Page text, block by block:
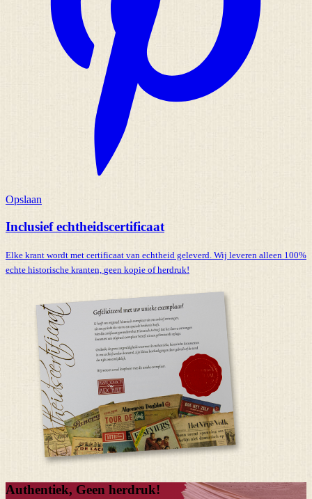
Opslaan
Inclusief echtheidscertificaat
Elke krant wordt met certificaat van echtheid geleverd. Wij leveren alleen 100%
echte historische kranten, geen kopie of herdruk!
Authentiek, Geen herdruk!